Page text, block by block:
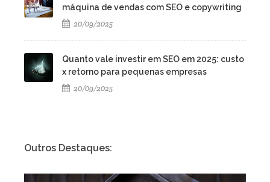
máquina de vendas com SEO e copywriting
20/09/2025
Quanto vale investir em SEO em 2025: custo
x retorno para pequenas empresas
20/09/2025
Outros Destaques: